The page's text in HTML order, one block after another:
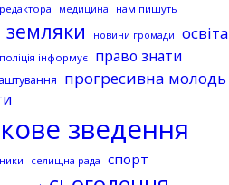
медицина нам пишуть
земляки новини громади освіта
поліція інформує право знати
прогресивна молодь
зведення
селищна рада спорт